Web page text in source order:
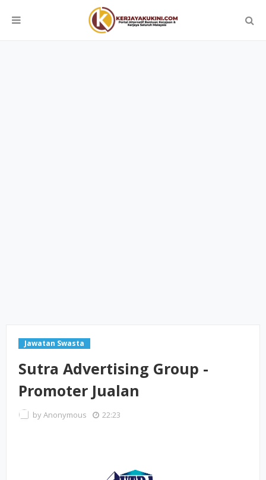
Jawatan Swasta
Sutra Advertising Group -
Promoter Jualan
byAnonymous 22:23